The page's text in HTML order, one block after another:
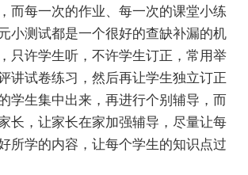
而每一次的作业、每一次的课堂小练
小测试都是一个很好的查缺补漏的机
只许学生听，不许学生订正，常用举
讲试卷练习，然后再让学生独立订正
学生集中出来，再进行个别辅导，而
长，让家长在家加强辅导，尽量让每
所学的内容，让每个学生的知识点过